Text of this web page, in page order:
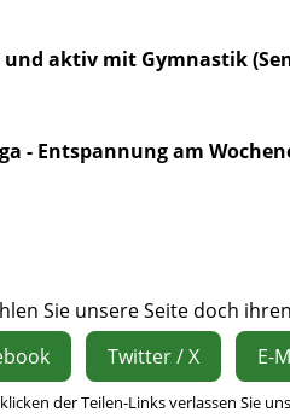
und aktiv mit Gymnastik
- Entspannung am
Sie unsere Seite doch
Twitter / X E-
der Teilen-Links verlassen Sie